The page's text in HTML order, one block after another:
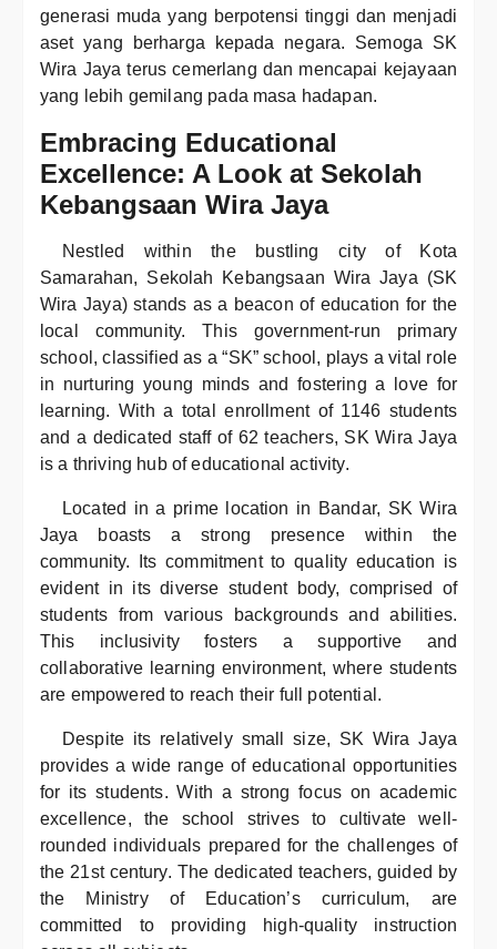
generasi muda yang berpotensi tinggi dan menjadi
aset yang berharga kepada negara. Semoga SK
Wira Jaya terus cemerlang dan mencapai kejayaan
yang lebih gemilang pada masa hadapan.
Embracing Educational
Excellence: A Look at Sekolah
Kebangsaan Wira Jaya
Nestled within the bustling city of Kota
Samarahan, Sekolah Kebangsaan Wira Jaya (SK
Wira Jaya) stands as a beacon of education for the
local community. This government-run primary
school, classified as a “SK” school, plays a vital role
in nurturing young minds and fostering a love for
learning. With a total enrollment of 1146 students
and a dedicated staff of 62 teachers, SK Wira Jaya
is a thriving hub of educational activity.
Located in a prime location in Bandar, SK Wira
Jaya boasts a strong presence within the
community. Its commitment to quality education is
evident in its diverse student body, comprised of
students from various backgrounds and abilities.
This inclusivity fosters a supportive and
collaborative learning environment, where students
are empowered to reach their full potential.
Despite its relatively small size, SK Wira Jaya
provides a wide range of educational opportunities
for its students. With a strong focus on academic
excellence, the school strives to cultivate well-
rounded individuals prepared for the challenges of
the 21st century. The dedicated teachers, guided by
the Ministry of Education’s curriculum, are
committed to providing high-quality instruction